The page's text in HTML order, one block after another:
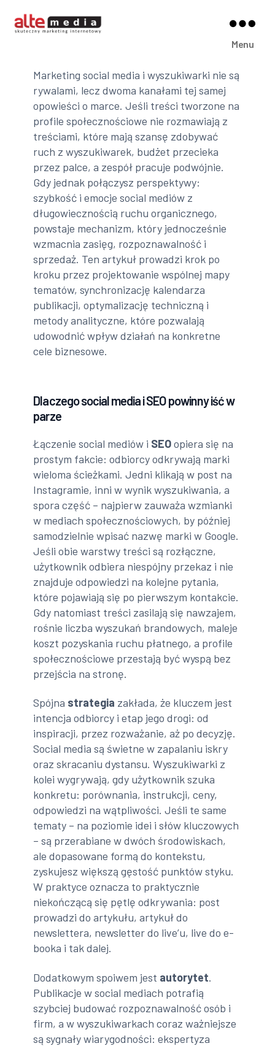
Media
Menu
Marketing social media i wyszukiwarki nie są
rywalami, lecz dwoma kanałami tej samej
opowieści o marce. Jeśli treści tworzone na
profile społecznościowe nie rozmawiają z
treściami, które mają szansę zdobywać
ruch z wyszukiwarek, budżet przecieka
przez palce, a zespół pracuje podwójnie.
Gdy jednak połączysz perspektywy:
szybkość i emocje social mediów z
długowiecznością ruchu organicznego,
powstaje mechanizm, który jednocześnie
wzmacnia zasięg, rozpoznawalność i
sprzedaż. Ten artykuł prowadzi krok po
kroku przez projektowanie wspólnej mapy
tematów, synchronizację kalendarza
publikacji, optymalizację techniczną i
metody analityczne, które pozwalają
udowodnić wpływ działań na konkretne
cele biznesowe.
Dlaczego social media i SEO powinny iść w
parze
Łączenie social mediów i SEOopiera się na
prostym fakcie: odbiorcy odkrywają marki
wieloma ścieżkami. Jedni klikają w post na
Instagramie, inni w wynik wyszukiwania, a
spora część – najpierw zauważa wzmianki
w mediach społecznościowych, by później
samodzielnie wpisać nazwę marki w Google.
Jeśli obie warstwy treści są rozłączne,
użytkownik odbiera niespójny przekaz i nie
znajduje odpowiedzi na kolejne pytania,
które pojawiają się po pierwszym kontakcie.
Gdy natomiast treści zasilają się nawzajem,
rośnie liczba wyszukań brandowych, maleje
koszt pozyskania ruchu płatnego, a profile
społecznościowe przestają być wyspą bez
przejścia na stronę.
Spójna strategia zakłada, że kluczem jest
intencja odbiorcy i etap jego drogi: od
inspiracji, przez rozważanie, aż po decyzję.
Social media są świetne w zapalaniu iskry
oraz skracaniu dystansu. Wyszukiwarki z
kolei wygrywają, gdy użytkownik szuka
konkretu: porównania, instrukcji, ceny,
odpowiedzi na wątpliwości. Jeśli te same
tematy – na poziomie idei i słów kluczowych
– są przerabiane w dwóch środowiskach,
ale dopasowane formą do kontekstu,
zyskujesz większą gęstość punktów styku.
W praktyce oznacza to praktycznie
niekończącą się pętlę odkrywania: post
prowadzi do artykułu, artykuł do
newslettera, newsletter do live’u, live do e-
booka i tak dalej.
Dodatkowym spoiwem jest autorytet.
Publikacje w social mediach potrafią
szybciej budować rozpoznawalność osób i
firm, a w wyszukiwarkach coraz ważniejsze
są sygnały wiarygodności: ekspertyza